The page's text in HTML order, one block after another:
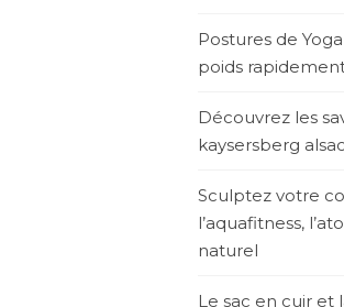
Postures de
poids
Découvrez les
kaysersberg
Sculptez votre
l’aquafitness,
naturel
Le sac en cuir et